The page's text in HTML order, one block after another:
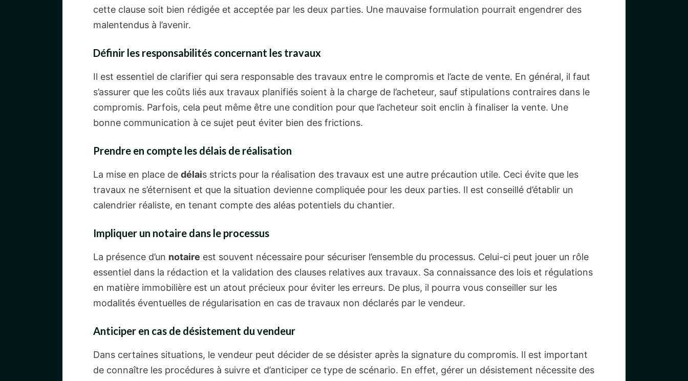
cette clause soit bien rédigée et acceptée par les deux parties. Une mauvaise formulation pourrait engendrer des
malentendus à l’avenir.
Définir les responsabilités concernant les travaux
Il est essentiel de clarifier qui sera responsable des travaux entre le compromis et l’acte de vente. En général, il faut
s’assurer que les coûts liés aux travaux planifiés soient à la charge de l’acheteur, sauf stipulations contraires dans le
compromis. Parfois, cela peut même être une condition pour que l’acheteur soit enclin à finaliser la vente. Une
bonne communication à ce sujet peut éviter bien des frictions.
Prendre en compte les délais de réalisation
La mise en place de délais stricts pour la réalisation des travaux est une autre précaution utile. Ceci évite que les
travaux ne s’éternisent et que la situation devienne compliquée pour les deux parties. Il est conseillé d’établir un
calendrier réaliste, en tenant compte des aléas potentiels du chantier.
Impliquer un notaire dans le processus
La présence d’un notaire est souvent nécessaire pour sécuriser l’ensemble du processus. Celui-ci peut jouer un rôle
essentiel dans la rédaction et la validation des clauses relatives aux travaux. Sa connaissance des lois et régulations
en matière immobilière est un atout précieux pour éviter les erreurs. De plus, il pourra vous conseiller sur les
modalités éventuelles de régularisation en cas de travaux non déclarés par le vendeur.
Anticiper en cas de désistement du vendeur
Dans certaines situations, le vendeur peut décider de se désister après la signature du compromis. Il est important
de connaître les procédures à suivre et d’anticiper ce type de scénario. En effet, gérer un désistement nécessite des